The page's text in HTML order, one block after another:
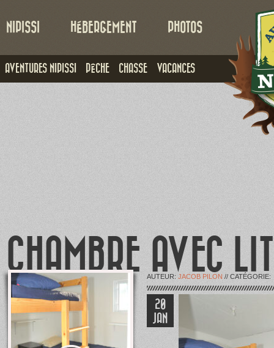
NIPISSI
AVENTURES NIPISSI PÊCHE CHASSE VACANCES
HÉBERGEMENT PHOTOS
CHAMBRE AVEC
AUTEUR: JACOB PILON // CATÉGORIE:
20
JAN